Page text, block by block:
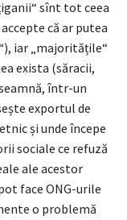
sînt tot ceea
că ar putea
iar „majoritățile“
exista (săracii,
într-un
exportul de
și unde începe
sociale ce refuză
ale acestor
face ONG-urile
o problemă